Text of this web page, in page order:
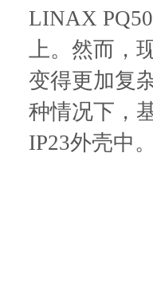
LINAX
上。然⽽，
变得更加复
种情况下，
IP23外壳中